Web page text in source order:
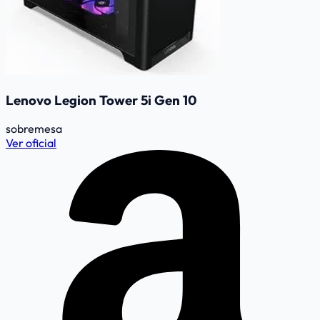
Lenovo Legion Tower 5i Gen 10
sobremesa
Ver oficial